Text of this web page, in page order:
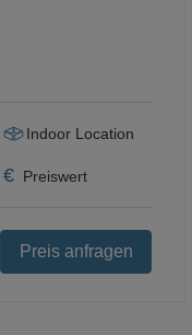
Indoor Location
€ Preiswert
Preis anfragen